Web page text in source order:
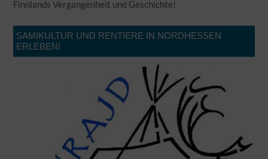
Finnlands Vergangenheit und Geschichte!
SAMIKULTUR UND RENTIERE IN NORDHESSEN
ERLEBEN!